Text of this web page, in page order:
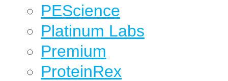
PEScience
Platinum Labs
Premium
ProteinRex